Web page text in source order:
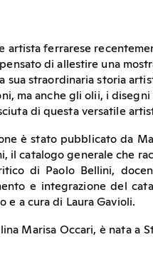
artista ferrarese
di allestire una
sua straordinaria storia
ma anche gli olii, i
di questa versatile
è stato pubblicato da
il catalogo generale che
di Paolo Bellini,
e integrazione del
e a cura di Laura Gavioli.
Marisa Occari, è nata a